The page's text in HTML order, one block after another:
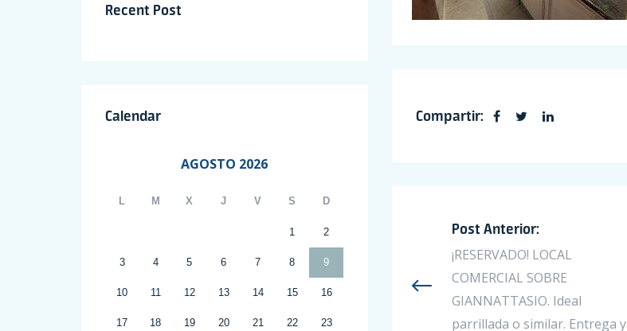
Compartir:
Post Anterior:
¡RESERVADO! LOCAL
COMERCIAL SOBRE
GIANNATTASIO. Ideal
parrillada o similar. Entrega y
Recent Post
Calendar
AGOSTO 2026
L M X J V S D
1 2
3 4 5 6 7 8 9
10 11 12 13 14 15 16
17 18 19 20 21 22 23